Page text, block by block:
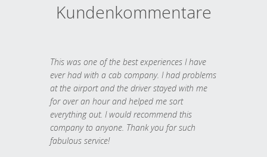
Kundenkommentare
This was one of the best experiences I have
ever had with a cab company. I had problems
at the airport and the driver stayed with me
for over an hour and helped me sort
everything out. I would recommend this
company to anyone. Thank you for such
fabulous service!